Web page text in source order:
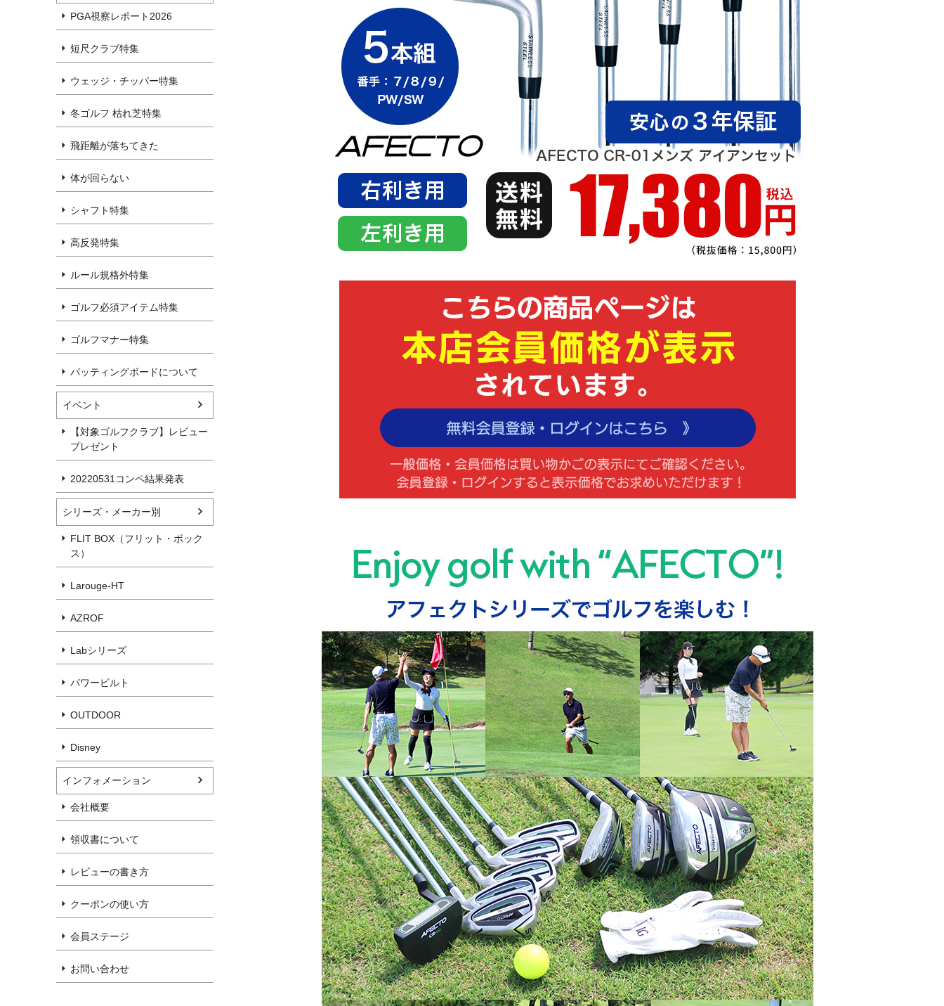
PGA視察レポート2026
短尺クラブ特集
ウェッジ・チッパー特集
冬ゴルフ 枯れ芝特集
飛距離が落ちてきた
体が回らない
シャフト特集
高反発特集
ルール規格外特集
ゴルフ必須アイテム特集
ゴルフマナー特集
パッティングボードについて
イベント
【対象ゴルフクラブ】レビュー
プレゼント
20220531コンペ結果発表
シリーズ・メーカー別
FLIT BOX（フリット・ボック
ス）
Larouge-HT
AZROF
Labシリーズ
パワービルト
OUTDOOR
Disney
インフォメーション
会社概要
領収書について
レビューの書き方
クーポンの使い方
会員ステージ
お問い合わせ